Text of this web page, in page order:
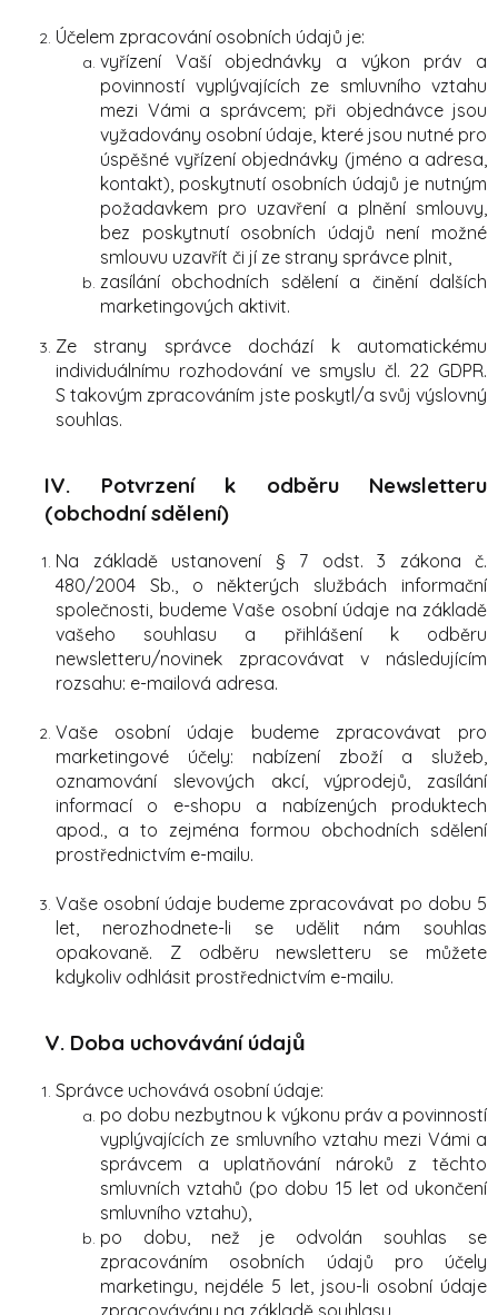
Účelem zpracování osobních údajů je:
vyřízení Vaší objednávky a výkon práv a
povinností vyplývajících ze smluvního vztahu
mezi Vámi a správcem; při objednávce jsou
vyžadovány osobní údaje, které jsou nutné pro
úspěšné vyřízení objednávky (jméno a adresa,
kontakt), poskytnutí osobních údajů je nutným
požadavkem pro uzavření a plnění smlouvy,
bez poskytnutí osobních údajů není možné
smlouvu uzavřít či jí ze strany správce plnit,
zasílání obchodních sdělení a činění dalších
marketingových aktivit.
Ze strany správce dochází k automatickému
individuálnímu rozhodování ve smyslu čl. 22 GDPR.
S takovým zpracováním jste poskytl/a svůj výslovný
souhlas.
IV. Potvrzení k odběru Newsletteru
(obchodní sdělení)
Na základě ustanovení § 7 odst. 3 zákona č.
480/2004 Sb., o některých službách informační
společnosti, budeme Vaše osobní údaje na základě
vašeho souhlasu a přihlášení k odběru
newsletteru/novinek zpracovávat v následujícím
rozsahu: e-mailová adresa.
Vaše osobní údaje budeme zpracovávat pro
marketingové účely: nabízení zboží a služeb,
oznamování slevových akcí, výprodejů, zasílání
informací o e-shopu a nabízených produktech
apod., a to zejména formou obchodních sdělení
prostřednictvím e-mailu.
Vaše osobní údaje budeme zpracovávat po dobu 5
let, nerozhodnete-li se udělit nám souhlas
opakovaně. Z odběru newsletteru se můžete
kdykoliv odhlásit prostřednictvím e-mailu.
V. Doba uchovávání údajů
Správce uchovává osobní údaje:
po dobu nezbytnou k výkonu práv a povinností
vyplývajících ze smluvního vztahu mezi Vámi a
správcem a uplatňování nároků z těchto
smluvních vztahů (po dobu 15 let od ukončení
smluvního vztahu),
po dobu, než je odvolán souhlas se
zpracováním osobních údajů pro účely
marketingu, nejdéle 5 let, jsou-li osobní údaje
zpracovávány na základě souhlasu.